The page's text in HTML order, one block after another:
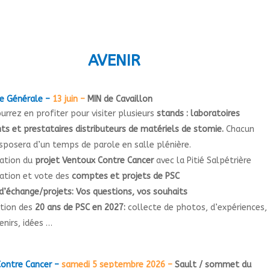
AVENIR
Générale – 13 juin – MIN de Cavaillon
en profiter pour visiter plusieurs stands : laboratoires
et prestataires distributeurs de matériels de stomie. Chacun
d’un temps de parole en salle plénière.
du projet Ventoux Contre Canceravec la Pitié Salpétrière
et vote des comptes et projets de PSC
projets: Vos questions, vos souhaits
des 20 ans de PSC en 2027: collecte de photos, d’expériences,
idées …
Cancer – samedi 5 septembre 2026 – Sault / sommet du